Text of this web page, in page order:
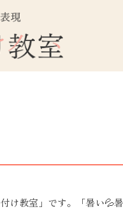
け教室」です。「暑い💦